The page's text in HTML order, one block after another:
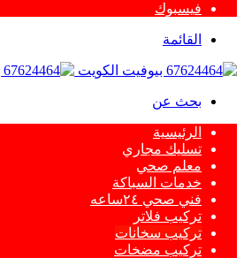
فيسبوك
القائمة
بحث عن
الرئيسية
تسليك مجاري
معلم صحي
خدمات السباكة
فني صحي ٢٤ساعه
تركيب فلاتر
تركيب سخانات
تركيب مضخات